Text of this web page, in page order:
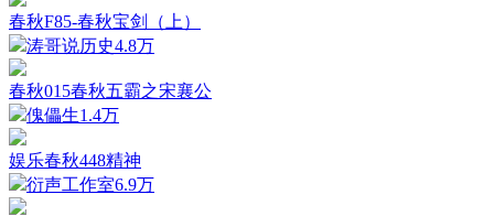
春秋F85-春秋宝剑（上）
涛哥说历史4.8万
春秋015春秋五霸之宋襄公
傀儡生1.4万
娱乐春秋448精神
衍声工作室6.9万